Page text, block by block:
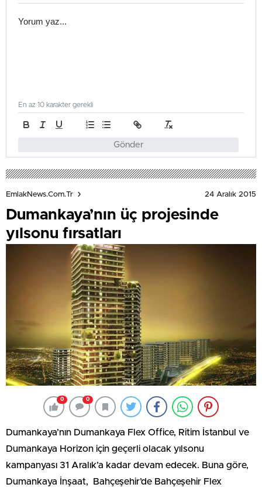
Gönder
En az 10 karakter gerekli
EmlakNews.com.tr 24 Aralık 2015
Dumankaya’nın üç projesinde
yılsonu fırsatları
0 0
Dumankaya’nın Dumankaya Flex Office, Ritim İstanbul ve
Dumankaya Horizon için geçerli olacak yılsonu
kampanyası 31 Aralık’a kadar devam edecek. Buna göre,
Dumankaya İnşaat, Bahçeşehir’de Bahçeşehir Flex